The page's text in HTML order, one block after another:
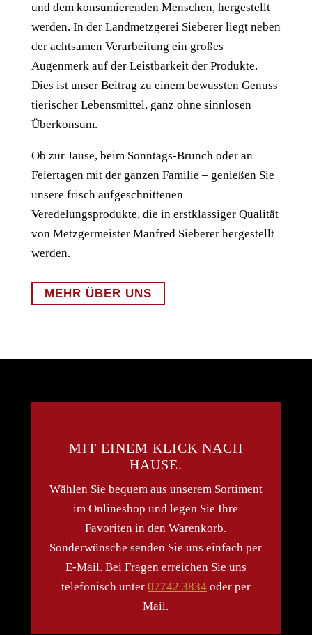
und dem konsumierenden Menschen, hergestellt
werden. In der Landmetzgerei Sieberer liegt neben
der achtsamen Verarbeitung ein großes
Augenmerk auf der Leistbarkeit der Produkte.
Dies ist unser Beitrag zu einem bewussten Genuss
tierischer Lebensmittel, ganz ohne sinnlosen
Überkonsum.
Ob zur Jause, beim Sonntags-Brunch oder an
Feiertagen mit der ganzen Familie – genießen Sie
unsere frisch aufgeschnittenen
Veredelungsprodukte, die in erstklassiger Qualität
von Metzgermeister Manfred Sieberer hergestellt
werden.
MEHR ÜBER UNS
MIT EINEM KLICK NACH
HAUSE.
Wählen Sie bequem aus unserem Sortiment
im Onlineshop und legen Sie Ihre
Favoriten in den Warenkorb.
Sonderwünsche senden Sie uns einfach per
E-Mail. Bei Fragen erreichen Sie uns
telefonisch unter 07742 3834oder per
Mail.